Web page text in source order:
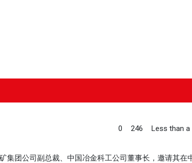
0 246
Less than a
集团公司副总裁、中国冶金科工公司董事长，邀请其在